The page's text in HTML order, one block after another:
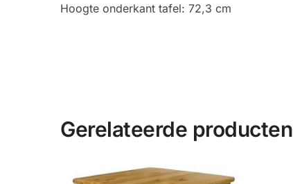
Hoogte onderkant tafel: 72,3 cm
Gerelateerde producten